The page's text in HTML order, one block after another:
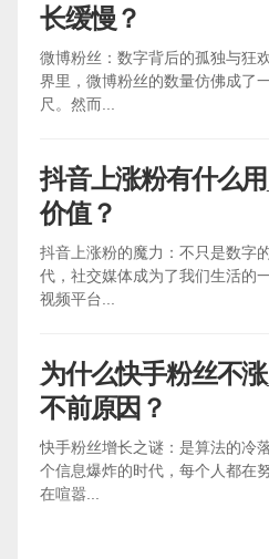
长缓慢？
微博粉丝：数字背后的孤独与狂
界里，微博粉丝的数量仿佛成了
尺。然而...
抖音上涨粉有什么
价值？
抖音上涨粉的魔力：不只是数字
代，社交媒体成为了我们生活的
视频平台...
为什么快手粉丝不
不前原因？
快手粉丝增长之谜：是算法的冷
个信息爆炸的时代，每个人都在
在喧嚣...